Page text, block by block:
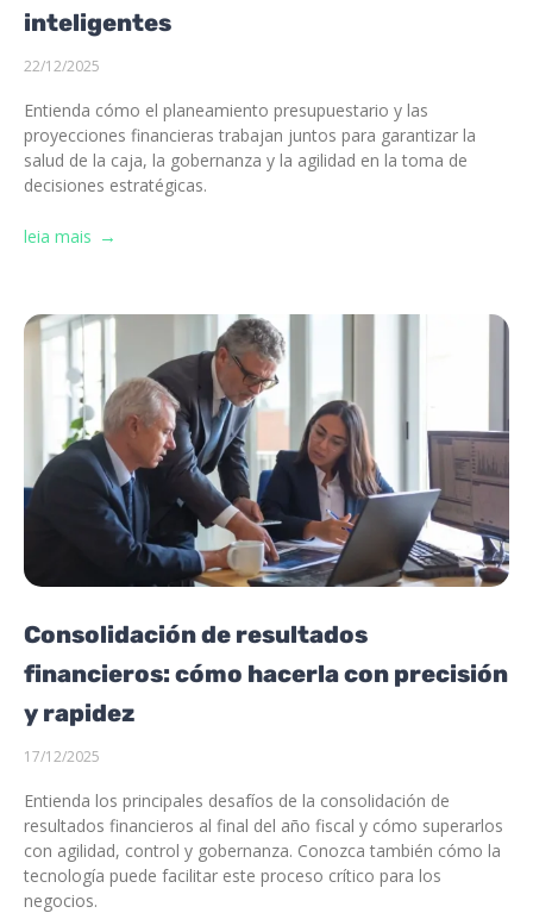
inteligentes
22/12/2025
Entienda cómo el planeamiento presupuestario y las
proyecciones financieras trabajan juntos para garantizar la
salud de la caja, la gobernanza y la agilidad en la toma de
decisiones estratégicas.
leia mais
Consolidación de resultados
financieros: cómo hacerla con precisión
y rapidez
17/12/2025
Entienda los principales desafíos de la consolidación de
resultados financieros al final del año fiscal y cómo superarlos
con agilidad, control y gobernanza. Conozca también cómo la
tecnología puede facilitar este proceso crítico para los
negocios.